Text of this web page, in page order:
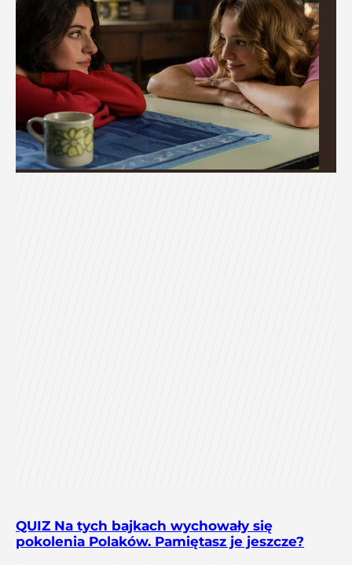
QUIZ Na tych bajkach wychowały się
pokolenia Polaków. Pamiętasz je jeszcze?